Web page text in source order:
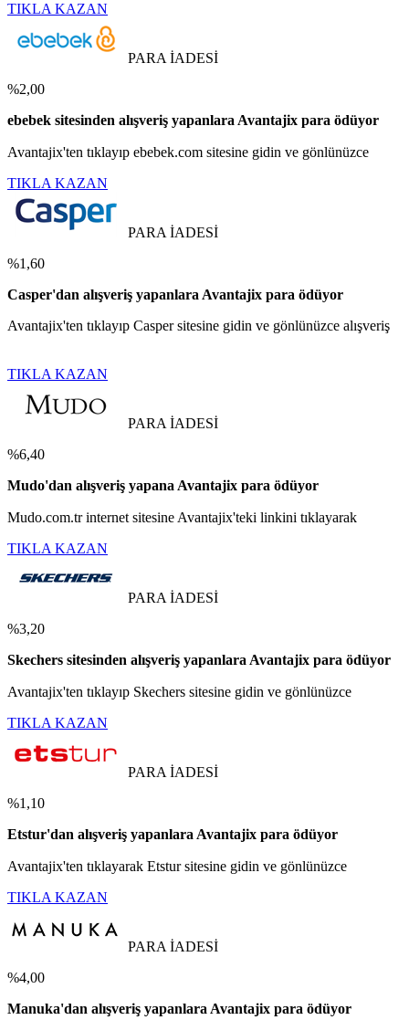
TIKLA KAZAN
PARA İADESİ
%2,00
ebebek sitesinden alışveriş yapanlara Avantajix para ödüyor
Avantajix'ten tıklayıp ebebek.com sitesine gidin ve gönlünüzce
TIKLA KAZAN
PARA İADESİ
%1,60
Casper'dan alışveriş yapanlara Avantajix para ödüyor
Avantajix'ten tıklayıp Casper sitesine gidin ve gönlünüzce alışveriş
TIKLA KAZAN
PARA İADESİ
%6,40
Mudo'dan alışveriş yapana Avantajix para ödüyor
Mudo.com.tr internet sitesine Avantajix'teki linkini tıklayarak
TIKLA KAZAN
PARA İADESİ
%3,20
Skechers sitesinden alışveriş yapanlara Avantajix para ödüyor
Avantajix'ten tıklayıp Skechers sitesine gidin ve gönlünüzce
TIKLA KAZAN
PARA İADESİ
%1,10
Etstur'dan alışveriş yapanlara Avantajix para ödüyor
Avantajix'ten tıklayarak Etstur sitesine gidin ve gönlünüzce
TIKLA KAZAN
PARA İADESİ
%4,00
Manuka'dan alışveriş yapanlara Avantajix para ödüyor